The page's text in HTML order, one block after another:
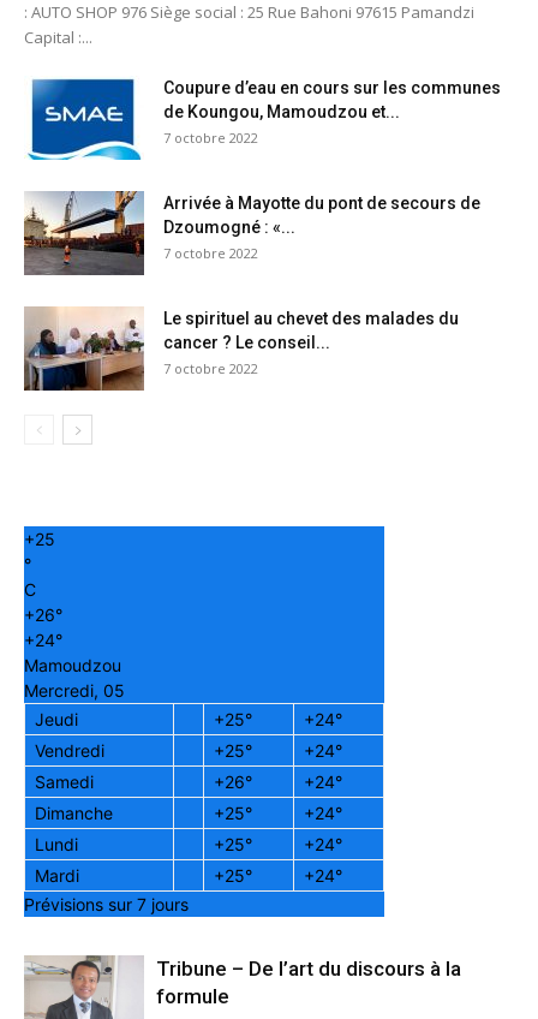
: AUTO SHOP 976 Siège social : 25 Rue Bahoni 97615 Pamandzi
Capital :...
Coupure d’eau en cours sur les communes
de Koungou, Mamoudzou et...
7 octobre 2022
Arrivée à Mayotte du pont de secours de
Dzoumogné : «...
7 octobre 2022
Le spirituel au chevet des malades du
cancer ? Le conseil...
7 octobre 2022
+25
°
C
+26°
+24°
Mamoudzou
Mercredi, 05
Jeudi
+25° +24°
Vendredi
+25° +24°
Samedi
+26° +24°
Dimanche
+25° +24°
Lundi
+25° +24°
Mardi
+25° +24°
Prévisions sur 7 jours
Tribune – De l’art du discours à la
formule